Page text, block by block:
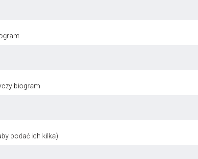
biogram
podać ich kilka)